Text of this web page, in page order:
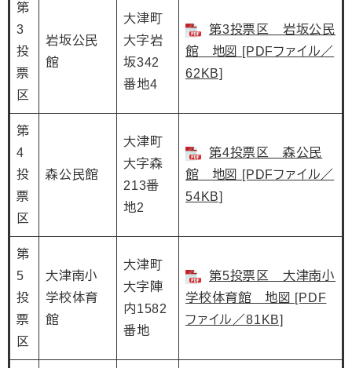
第
3
投
票
区
岩坂公民
館
大津町
大字岩
坂342
番地4
第3投票区 岩坂公民
館 地図 [PDFファイル／
62KB]
第
4
投
票
区
森公民館
大津町
大字森
213番
地2
第4投票区 森公民
館 地図 [PDFファイル／
54KB]
第
5
投
票
区
大津南小
学校体育
館
大津町
大字陣
内1582
番地
第5投票区 大津南小
学校体育館 地図 [PDF
ファイル／81KB]